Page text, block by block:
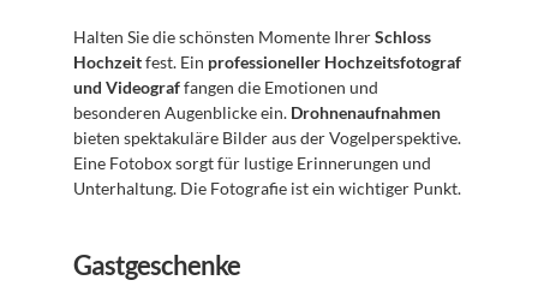
Halten Sie die schönsten Momente Ihrer Schloss
Hochzeit fest. Ein professioneller Hochzeitsfotograf
und Videograf fangen die Emotionen und
besonderen Augenblicke ein. Drohnenaufnahmen
bieten spektakuläre Bilder aus der Vogelperspektive.
Eine Fotobox sorgt für lustige Erinnerungen und
Unterhaltung. Die Fotografie ist ein wichtiger Punkt.
Gastgeschenke